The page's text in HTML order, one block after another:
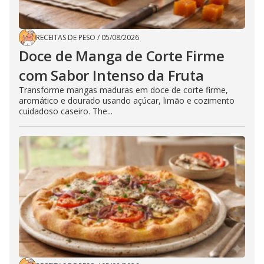
RECEITAS DE PESO / 05/08/2026
Doce de Manga de Corte Firme
com Sabor Intenso da Fruta
Transforme mangas maduras em doce de corte firme,
aromático e dourado usando açúcar, limão e cozimento
cuidadoso caseiro. The...